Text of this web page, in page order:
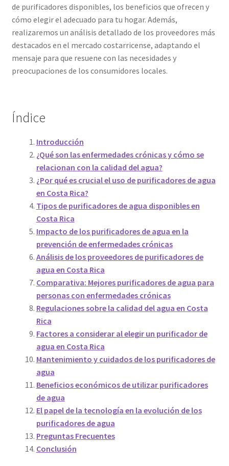
de purificadores disponibles, los beneficios que ofrecen y
cómo elegir el adecuado para tu hogar. Además,
realizaremos un análisis detallado de los proveedores más
destacados en el mercado costarricense, adaptando el
mensaje para que resuene con las necesidades y
preocupaciones de los consumidores locales.
Índice
Introducción
¿Qué son las enfermedades crónicas y cómo se
relacionan con la calidad del agua?
¿Por qué es crucial el uso de purificadores de agua
en Costa Rica?
Tipos de purificadores de agua disponibles en
Costa Rica
Impacto de los purificadores de agua en la
prevención de enfermedades crónicas
Análisis de los proveedores de purificadores de
agua en Costa Rica
Comparativa: Mejores purificadores de agua para
personas con enfermedades crónicas
Regulaciones sobre la calidad del agua en Costa
Rica
Factores a considerar al elegir un purificador de
agua en Costa Rica
Mantenimiento y cuidados de los purificadores de
agua
Beneficios económicos de utilizar purificadores
de agua
El papel de la tecnología en la evolución de los
purificadores de agua
Preguntas Frecuentes
Conclusión